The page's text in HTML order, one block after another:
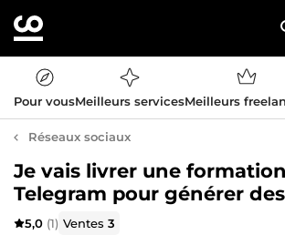
Pour vousMeilleurs servicesMeilleurs
Réseaux sociaux
Je vais livrer une
Telegram pour générer
5,0 (1) Ventes3